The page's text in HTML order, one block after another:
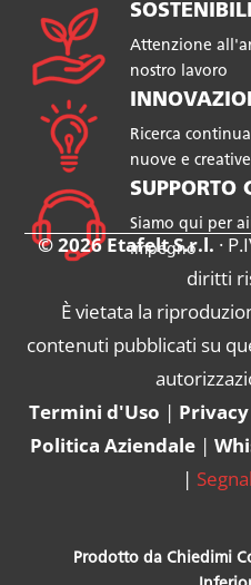
Attenzione
nostro lavoro
Ricerca
nuove e creative
SUPPORTO
Siamo qui per
impegno
© 2026 Etafelt S.r.l. ·
diritti
È vietata la
contenuti pubblicati su
Termini d'Uso |
Politica Aziendale|
|
Prodotto da Chiedimi